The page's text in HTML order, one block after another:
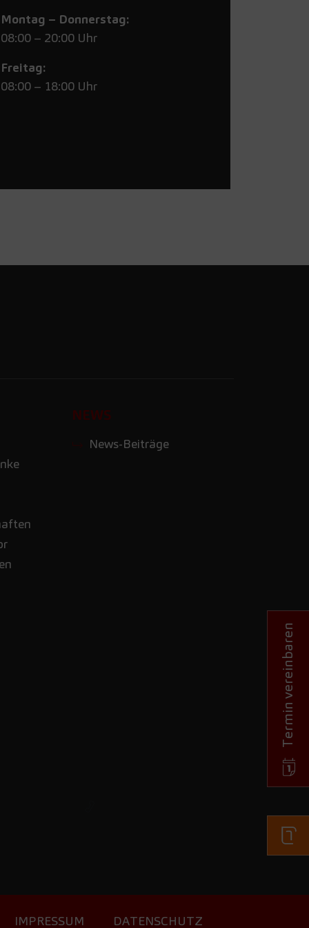
Montag – Donnerstag:
08:00 – 20:00 Uhr
Freitag:
08:00 – 18:00 Uhr
NEWS
News-Beiträge
IMPRESSUM DATENSCHUTZ
Termin vereinbaren